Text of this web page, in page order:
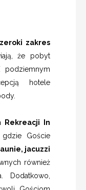
zakres
że pobyt
podziemnym
hotele
Rekreacji In
gdzie Goście
jacuzzi
również
Dodatkowo,